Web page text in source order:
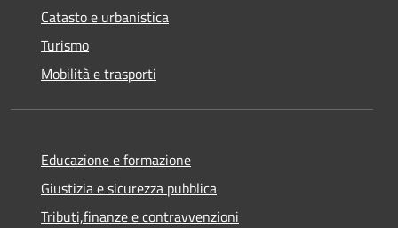
Catasto e urbanistica
Turismo
Mobilità e trasporti
Educazione e formazione
Giustizia e sicurezza pubblica
Tributi,finanze e contravvenzioni